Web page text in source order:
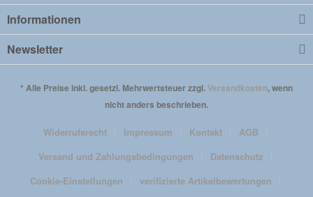
Informationen
Newsletter
* Alle Preise inkl. gesetzl. Mehrwertsteuer zzgl.Versandkosten, wenn
nicht anders beschrieben.
Widerrufsrecht Impressum Kontakt
AGB
Versand und Zahlungsbedingungen
Datenschutz
Cookie-Einstellungen
verifizierte Artikelbewertungen